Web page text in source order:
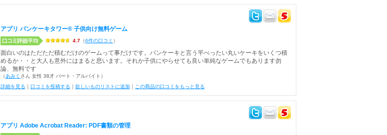
アプリ パンケーキタワー® 子供向け無料ゲーム
4.7 （6件の口コミ ）
面白いのはただただ積むだけのゲームって事だけです。パンケーキと言う平べったい丸いケーキをいくつ積
めるか・・と大人も意外にはまると思います。それか子供にやらせても良い単純なゲームでもあります勿
論、無料です
（あみく さん 女性 38才 パート・アルバイト）
詳細を見る ｜ 口コミを投稿する ｜ 欲しいものリストに追加 ｜ この商品の口コミをもっと見る
アプリ Adobe Acrobat Reader: PDF書類の管理